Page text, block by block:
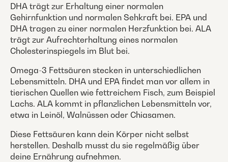
DHA trägt zur Erhaltung einer normalen
Gehirnfunktion und normalen Sehkraft bei. EPA und
DHA tragen zu einer normalen Herzfunktion bei. ALA
trägt zur Aufrechterhaltung eines normalen
Cholesterinspiegels im Blut bei.
Omega-3 Fettsäuren stecken in unterschiedlichen
Lebensmitteln. DHA und EPA findet man vor allem in
tierischen Quellen wie fettreichem Fisch, zum Beispiel
Lachs. ALA kommt in pflanzlichen Lebensmitteln vor,
etwa in Leinöl, Walnüssen oder Chiasamen.
Diese Fettsäuren kann dein Körper nicht selbst
herstellen. Deshalb musst du sie regelmäßig über
deine Ernährung aufnehmen.